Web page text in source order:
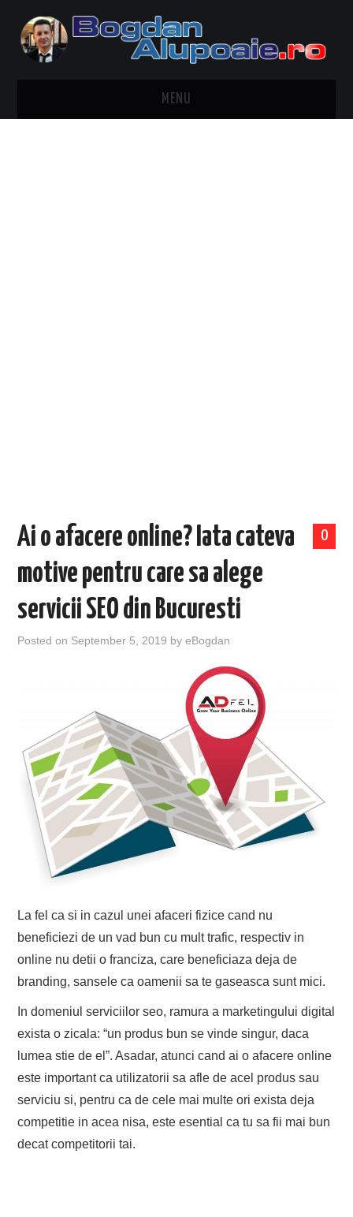
MENU
0
Ai o afacere online? Iata cateva
motive pentru care sa alege
servicii SEO din Bucuresti
Posted on September 5, 2019 byeBogdan
La fel ca si in cazul unei afaceri fizice cand nu
beneficiezi de un vad bun cu mult trafic, respectiv in
online nu detii o franciza, care beneficiaza deja de
branding, sansele ca oamenii sa te gaseasca sunt mici.
In domeniul serviciilor seo, ramura a marketingului digital
exista o zicala: “un produs bun se vinde singur, daca
lumea stie de el”. Asadar, atunci cand ai o afacere online
este important ca utilizatorii sa afle de acel produs sau
serviciu si, pentru ca de cele mai multe ori exista deja
competitie in acea nisa, este esential ca tu sa fii mai bun
decat competitorii tai.